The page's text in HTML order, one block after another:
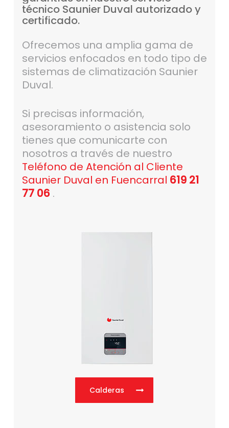
técnico Saunier Duval autorizadoy
certificado.
Ofrecemos una amplia gama de
servicios enfocados en todo tipo de
sistemas de climatización Saunier
Duval.
Si precisas información,
asesoramiento o asistencia solo
tienes que comunicarte con
nosotros a través de nuestro
Teléfono de Atención al Cliente
Saunier Duval en Fuencarral 619 21
77 06 .
Calderas